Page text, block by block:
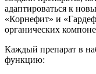
адаптироваться к
«Корнефит» и
органических
Каждый препарат в
функцию: